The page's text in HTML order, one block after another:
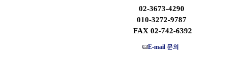
02-3673-4290
010-3272-9787
FAX 02-742-6392
E-mail 문의